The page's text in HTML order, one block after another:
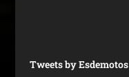
Tweets by Esdemotos